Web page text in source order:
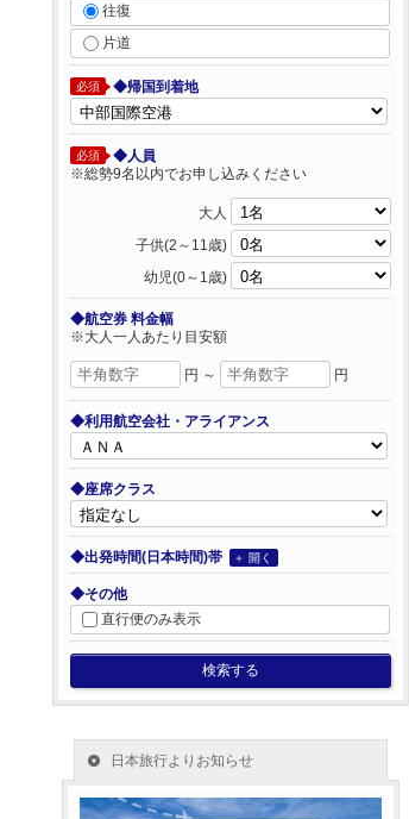
往復
片道
必須 ◆帰国到着地
必須
◆人員
※総勢9名以内でお申し込みください
大人
子供(2～11歳)
幼児(0～1歳)
◆航空券 料金幅
※大人一人あたり目安額
円 ～ 円
◆利用航空会社・アライアンス
◆座席クラス
◆出発時間(日本時間)帯 ＋ 開く
◆その他
直行便のみ表示
検索する